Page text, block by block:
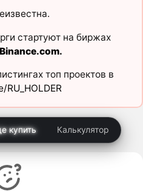
стартуют на биржах
Binance.com.
топ проектов в
RU_HOLDER
купить Калькулятор